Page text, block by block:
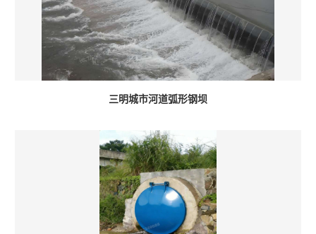
三明城市河道弧形钢坝